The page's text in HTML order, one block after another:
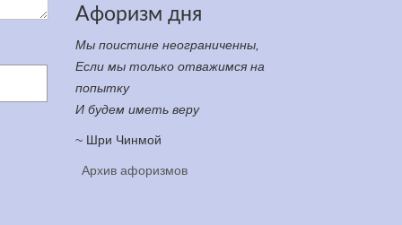
Афоризм дня
Мы поистине неограниченны,
Если мы только отважимся на
попытку
И будем иметь веру
~ Шри Чинмой
Архив афоризмов